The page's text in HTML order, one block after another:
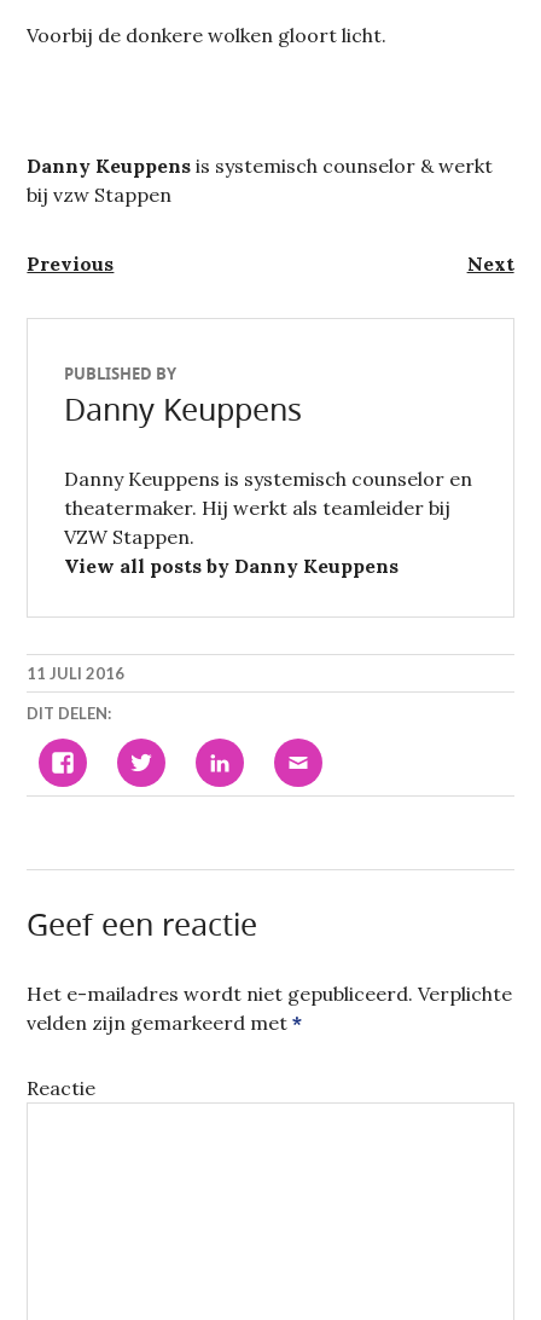
Voorbij de donkere wolken gloort licht.
Danny Keuppens is systemisch counselor & werkt
bij vzw Stappen
Berichtnavigatie
Previous
post:
Next
post:
PUBLISHED BY
Danny Keuppens
Danny Keuppens is systemisch counselor en
theatermaker. Hij werkt als teamleider bij
VZW Stappen.
View all posts by Danny Keuppens
11 JULI 2016
DIT DELEN:
KLIK
OM
TE
DELEN
OP
NIEUW
KLIK
OM
TE
DELEN
MET
NIEUW
KLIK
OM
OP
LINKEDIN
TE
NIEUW
KLIK
OM
DIT
TE
E-
(WORDT
Geef een reactie
Het e-mailadres wordt niet gepubliceerd. Verplichte
velden zijn gemarkeerd met*
Reactie